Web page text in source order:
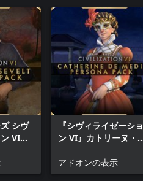
カとフランス
トリーヌ"は高
パックには、人
化した指導者の
ニューフロンテ
時に配信され
シヴ
VI』
ナリ
『シヴィライゼーショ
ン VI』カトリーヌ・
ナリティ・パック
アドオンの表示